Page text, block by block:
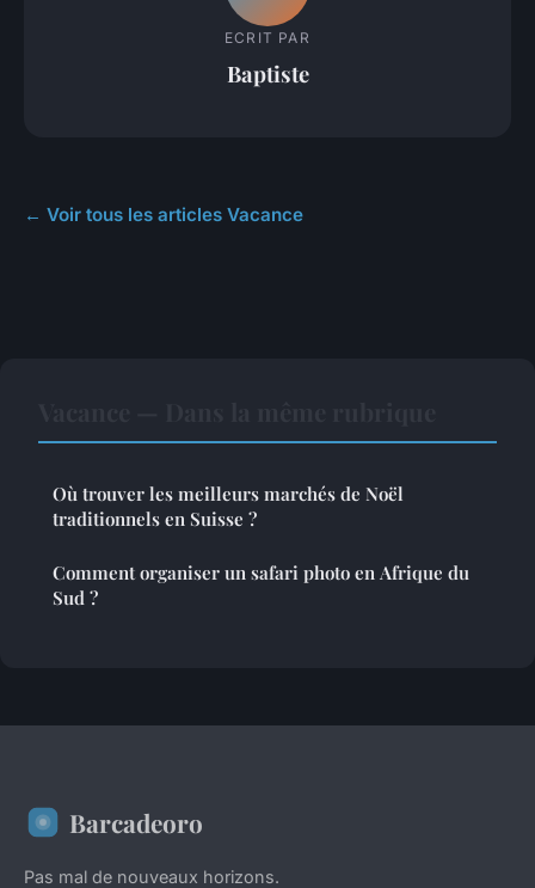
ECRIT PAR
Baptiste
← Voir tous les articles Vacance
Où trouver les meilleurs marchés de Noël
traditionnels en Suisse ?
Comment organiser un safari photo en Afrique du
Sud ?
Barcadeoro
Pas mal de nouveaux horizons.